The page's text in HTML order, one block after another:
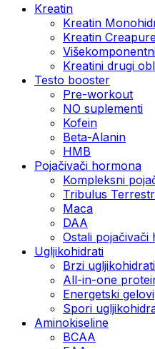
Kreatin
Kreatin
Kreatin
Kreatini drugi
Testo booster
Pre-workout
NO suplementi
Kofein
Beta-Alanin
HMB
Pojačivači hormona
Kompleksni
Tribulus
Maca
DAA
Ostali pojačivači
Ugljikohidrati
Brzi ugljikohidrati
All-in-one
Energetski gelovi
Spori
Aminokiseline
BCAA